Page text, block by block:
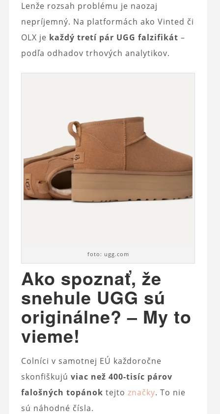
Lenže rozsah problému je naozaj
nepríjemný. Na platformách ako Vinted či
OLX je každý tretí pár UGG falzifikát –
podľa odhadov trhových analytikov.
foto: ugg.com
Ako spoznať, že
snehule UGG sú
originálne? – My to
vieme!
Colníci v samotnej EÚ každoročne
skonfiškujú viac než 400-tisíc párov
falošných topánok tejto značky. To nie
sú náhodné čísla.